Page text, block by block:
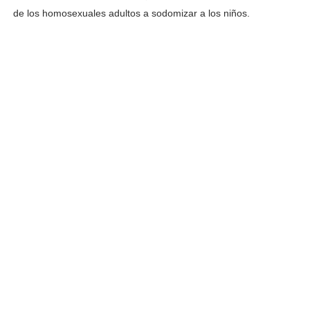
de los homosexuales adultos a sodomizar a los niños.